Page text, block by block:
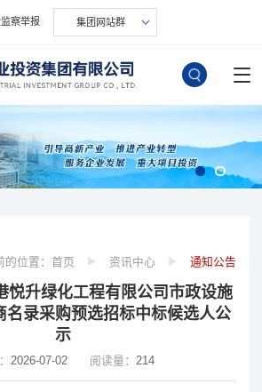
察举报 集团网站群
的位置： 首页 资讯中心 通知公告
悦升绿化工程有限公司市政设施
名录采购预选招标中标候选人公
示
2026-07-02 阅读量： 214